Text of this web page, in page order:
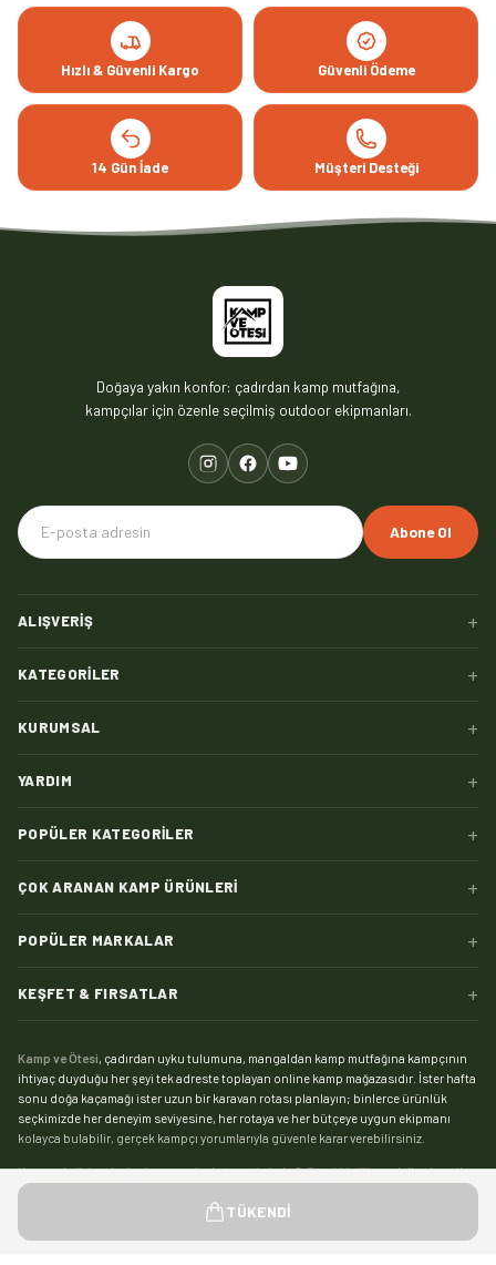
TÜKENDI
Hızlı & Güvenli Kargo Güvenli Ödeme
14 Gün İade Müşteri Desteği
Doğaya yakın konfor: çadırdan kamp mutfağına,
kampçılar için özenle seçilmiş outdoor ekipmanları.
Abone Ol
ALIŞVERIŞ +
KATEGORILER +
KURUMSAL +
YARDIM +
POPÜLER KATEGORILER +
ÇOK ARANAN KAMP ÜRÜNLERI +
POPÜLER MARKALAR +
KEŞFET & FIRSATLAR +
Kamp ve Ötesi , çadırdan uyku tulumuna, mangaldan kamp mutfağına kampçının
ihtiyaç duyduğu her şeyi tek adreste toplayan online kamp mağazasıdır. İster hafta
sonu doğa kaçamağı ister uzun bir karavan rotası planlayın; binlerce ürünlük
seçkimizde her deneyim seviyesine, her rotaya ve her bütçeye uygun ekipmanı
kolayca bulabilir, gerçek kampçı yorumlarıyla güvenle karar verebilirsiniz.
Kampın kalbi çadırdır:kamp çadırıkategorimizde 2, 3 ve 4 kişilik modellerden aile
boyu geniş yaşam alanlı çadırlara, saniyeler içinde kurulan otomatik çadırlardan
pratik şişme çadırlara kadar geniş bir yelpaze sizi bekliyor. Zorlu hava koşullarında
kamp yapanlar için su sütununa ve mevsim dayanımına göre seçebileceğiniz
Devamını gör